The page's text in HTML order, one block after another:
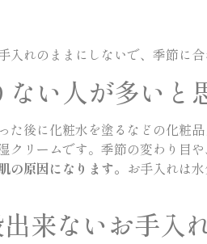
入れのままにしないで、季節に
い人が多いと
た後に化粧水を塗るなどの化粧
クリームです。季節の変わり目
の原因になります。 お手入れは
来ないお手入